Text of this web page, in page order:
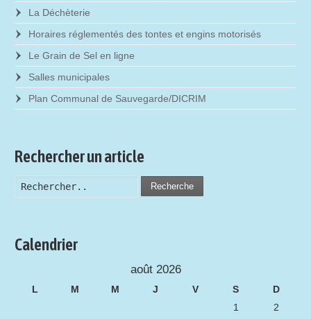
La Déchèterie
Horaires réglementés des tontes et engins motorisés
Le Grain de Sel en ligne
Salles municipales
Plan Communal de Sauvegarde/DICRIM
Rechercher un article
Recherche
Calendrier
août 2026
L M M J V S
D
1
2